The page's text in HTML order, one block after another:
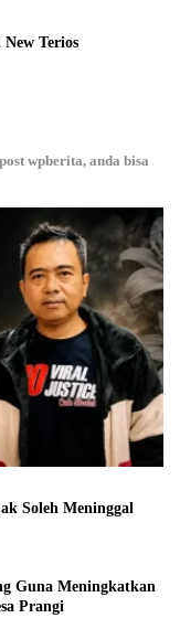
Terios
wpberita, anda bisa
Soleh Meninggal
Guna Meningkatkan
Prangi